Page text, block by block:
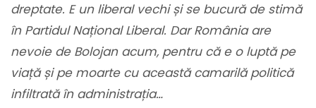
dreptate. E un liberal vechi și se bucură de stimă
în Partidul Național Liberal. Dar România are
nevoie de Bolojan acum, pentru că e o luptă pe
viață și pe moarte cu această camarilă politică
infiltrată în administrația…